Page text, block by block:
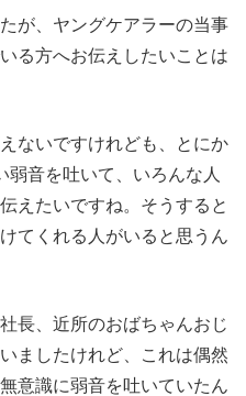
が、ヤングケアラーの当事
る方へお伝えしたいことは
ないですけれども、とにか
弱音を吐いて、いろんな人
えたいですね。そうすると
てくれる人がいると思うん
長、近所のおばちゃんおじ
ましたけれど、これは偶然
意識に弱音を吐いていたん